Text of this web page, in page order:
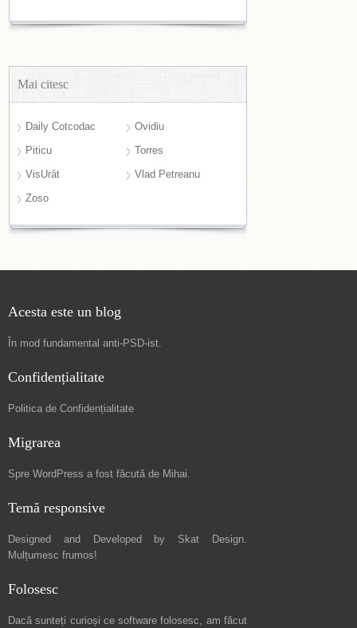
Mai citesc
Daily Cotcodac
Ovidiu
Piticu
Torres
VisUrât
Vlad Petreanu
Zoso
Acesta este un blog
În mod fundamental anti-PSD-ist.
Confidențialitate
Politica de Confidențialitate
Migrarea
Spre WordPress a fost făcută de Mihai.
Temă responsive
Designed and Developed by Skat Design.
Mulțumesc frumos!
Folosesc
Dacă sunteți curioși ce software folosesc, am făcut